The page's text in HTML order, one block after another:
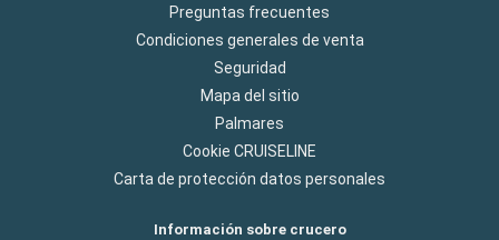
Preguntas frecuentes
Condiciones generales de venta
Seguridad
Mapa del sitio
Palmares
Cookie CRUISELINE
Carta de protección datos personales
Información sobre crucero